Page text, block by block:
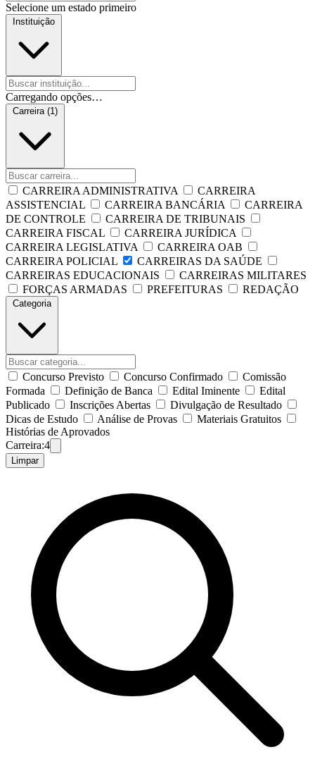
Selecione um estado primeiro
Instituição
Carregando opções…
Carreira (1)
CARREIRA ADMINISTRATIVA
CARREIRA
ASSISTENCIAL
CARREIRA BANCÁRIA
CARREIRA
DE CONTROLE
CARREIRA DE TRIBUNAIS
CARREIRA FISCAL
CARREIRA JURÍDICA
CARREIRA LEGISLATIVA
CARREIRA OAB
CARREIRA POLICIAL
CARREIRAS DA SAÚDE
CARREIRAS EDUCACIONAIS
CARREIRAS MILITARES
FORÇAS ARMADAS
PREFEITURAS REDAÇÃO
Categoria
Concurso Previsto Concurso Confirmado
Comissão
Formada
Definição de Banca Edital Iminente
Edital
Publicado
Inscrições Abertas
Divulgação de Resultado
Dicas de Estudo
Análise de Provas
Materiais Gratuitos
Histórias de Aprovados
Carreira:4
Limpar